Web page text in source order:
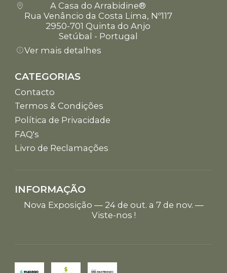
A Casa do Arrabidine®
Rua Venâncio da Costa Lima, Nº117
2950-701 Quinta do Anjo
Setúbal - Portugal
Ver mais detalhes
CATEGORIAS
Contacto
Termos & Condições
Política de Privacidade
FAQ's
Livro de Reclamações
INFORMAÇÃO
Nova Exposição — 24 de out. a 7 de nov. —
Viste-nos !